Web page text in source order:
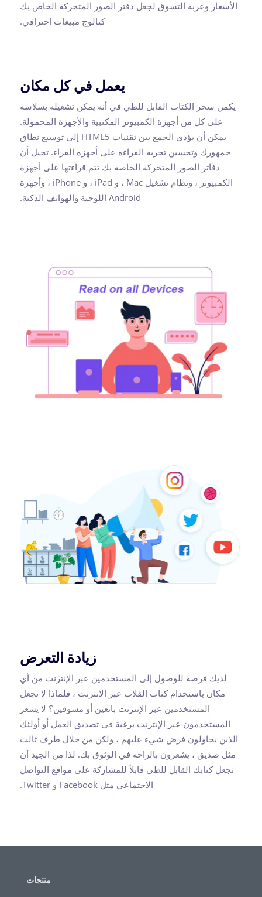
الأسعار وعربة التسوق لجعل دفتر الصور المتحركة الخاص بك
كتالوج مبيعات احترافي.
يعمل في كل مكان
يكمن سحر الكتاب القابل للطي في أنه يمكن تشغيله بسلاسة
على كل من أجهزة الكمبيوتر المكتبية والأجهزة المحمولة.
يمكن أن يؤدي الجمع بين تقنيات HTML5 إلى توسيع نطاق
جمهورك وتحسين تجربة القراءة على أجهزة القراء. تخيل أن
دفاتر الصور المتحركة الخاصة بك تتم قراءتها على أجهزة
الكمبيوتر ، ونظام تشغيل Mac ، و iPad ، و iPhone ، وأجهزة
Android اللوحية والهواتف الذكية.
زيادة التعرض
لديك فرصة للوصول إلى المستخدمين عبر الإنترنت من أي
مكان باستخدام كتاب القلاب عبر الإنترنت ، فلماذا لا تجعل
المستخدمين عبر الإنترنت بائعين أو مسوقين؟ لا يشعر
المستخدمون عبر الإنترنت برغبة في تصديق العمل أو أولئك
الذين يحاولون فرض شيء عليهم ، ولكن من خلال طرف ثالث
مثل صديق ، يشعرون بالراحة في الوثوق بك. لذا من الجيد أن
تجعل كتابك القابل للطي قابلاً للمشاركة على مواقع التواصل
الاجتماعي مثل Facebook و Twitter.
منتجات